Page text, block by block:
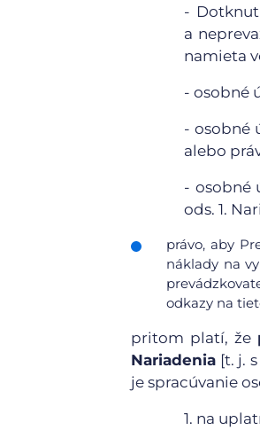
-
a
namieta
- osobné
- osobné
alebo
- osobné
ods. 1.
právo, aby
náklady na
odkazy na
pritom platí, že
Nariadenia [t. j.
je spracúvanie
1. na